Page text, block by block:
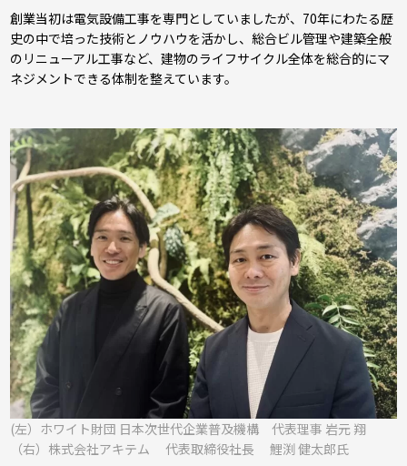
創業当初は電気設備工事を専門としていましたが、70年にわたる歴
史の中で培った技術とノウハウを活かし、総合ビル管理や建築全般
のリニューアル工事など、建物のライフサイクル全体を総合的にマ
ネジメントできる体制を整えています。
(左）ホワイト財団 日本次世代企業普及機構 代表理事 岩元 翔
（右）株式会社アキテム 代表取締役社長 鯉渕 健太郎氏